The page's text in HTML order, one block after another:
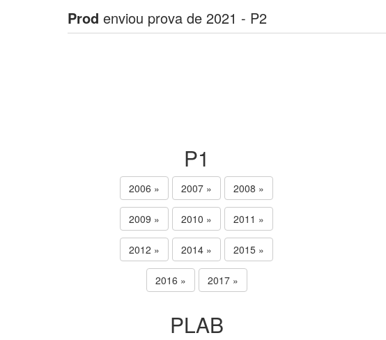
Prod enviou prova de 2021 - P2
P1
2006 » 2007 » 2008 »
2009 » 2010 » 2011 »
2012 » 2014 » 2015 »
2016 » 2017 »
PLAB